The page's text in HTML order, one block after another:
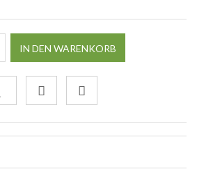
IN DEN WARENKORB